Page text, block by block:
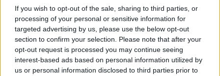
If you wish to opt-out of the sale, sharing to third parties, or
processing of your personal or sensitive information for
targeted advertising by us, please use the below opt-out
section to confirm your selection. Please note that after your
opt-out request is processed you may continue seeing
interest-based ads based on personal information utilized by
us or personal information disclosed to third parties prior to
(Haroyan), Espino – Tomás Alarcón, Jonsson, Álex
Fernández, Iván Chapela, Osmajic (Álvaro Jiménez) –
Negredo.
Estos jugadores son baja: Choco Lozano (lesión
muscular), Arzamendia (lesión muscular), Cala
(sancionado), Chust (COVID-19), Sobrino (COVID-19),